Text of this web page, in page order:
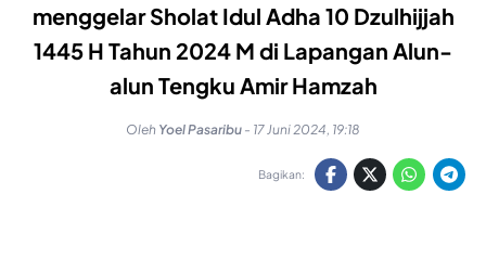
menggelar Sholat Idul Adha 10 Dzulhijjah
1445 H Tahun 2024 M di Lapangan Alun-
alun Tengku Amir Hamzah
Oleh Yoel Pasaribu - 17 Juni 2024, 19:18
Bagikan: